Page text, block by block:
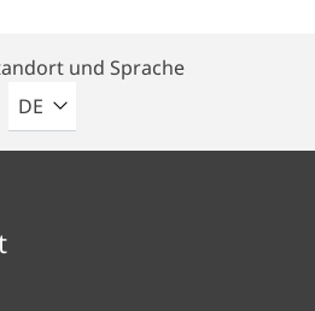
und Sprache
BITTE WÄHLEN SIE EINE
DE